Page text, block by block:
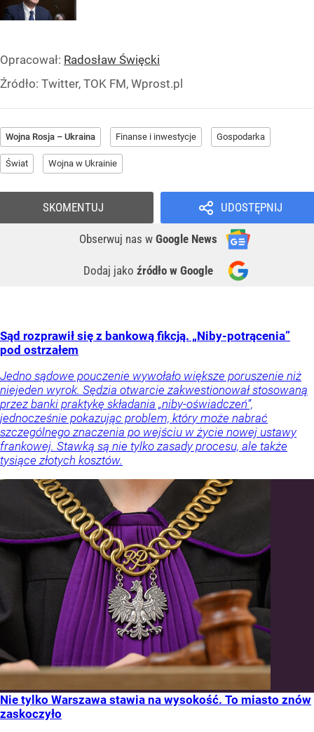
Opracował: Radosław Święcki
Źródło: Twitter, TOK FM, Wprost.pl
Wojna Rosja – Ukraina Finanse i inwestycje Gospodarka
Świat Wojna w Ukrainie
UDOSTĘPNIJ
Obserwuj nas w Google News
Dodaj jako źródło w Google
SKOMENTUJ
Sąd rozprawił się z bankową fikcją. „Niby-potrącenia”
pod ostrzałem
Jedno sądowe pouczenie wywołało większe poruszenie niż
niejeden wyrok. Sędzia otwarcie zakwestionował stosowaną
przez banki praktykę składania „niby-oświadczeń”,
jednocześnie pokazując problem, który może nabrać
szczególnego znaczenia po wejściu w życie nowej ustawy
frankowej. Stawką są nie tylko zasady procesu, ale także
tysiące złotych kosztów.
Nie tylko Warszawa stawia na wysokość. To miasto znów
zaskoczyło